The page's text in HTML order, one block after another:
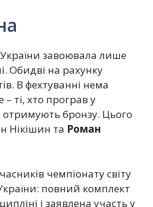
України завоювала лише
Обидві на рахунку
В фехтуванні нема
– ті, хто програв у
отримують бронзу. Цього
Нікішин та Роман
чемпіонату світу
повний комплект
і заявлена участь у